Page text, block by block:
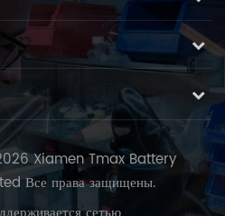
Xiamen Tmax Battery
Все права защищены.